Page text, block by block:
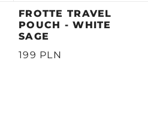
FROTTE TRAVEL
POUCH - WHITE
SAGE
199 PLN